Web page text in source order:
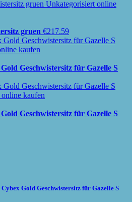
gruen €217.59
Geschwistersitz für Gazelle S
Geschwistersitz für Gazelle S
Gold Geschwistersitz für Gazelle S